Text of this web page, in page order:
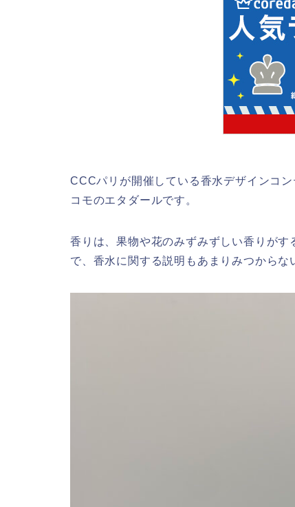
CCCパリが開催している香水デザインコ
コモのエタダールです。
香りは、果物や花のみずみずしい香りが
で、香水に関する説明もあまりみつからな